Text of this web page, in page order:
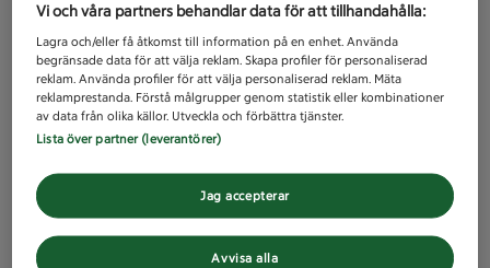
Vi och våra partners behandlar data för att tillhandahålla:
Lagra och/eller få åtkomst till information på en enhet. Använda
begränsade data för att välja reklam. Skapa profiler för personaliserad
reklam. Använda profiler för att välja personaliserad reklam. Mäta
reklamprestanda. Förstå målgrupper genom statistik eller kombinationer
av data från olika källor. Utveckla och förbättra tjänster.
Lista över partner (leverantörer)
Avvisa alla
Jag accepterar